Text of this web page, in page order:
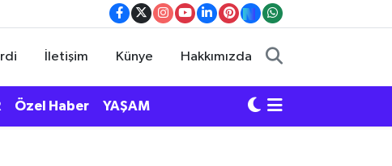
İletişim Künye Hakkımızda
Özel Haber YAŞAM